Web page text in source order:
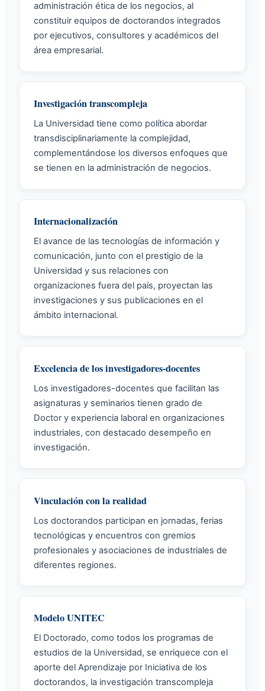
administración ética de los negocios, al
constituir equipos de doctorandos integrados
por ejecutivos, consultores y académicos del
área empresarial.
Investigación transcompleja
La Universidad tiene como política abordar
transdisciplinariamente la complejidad,
complementándose los diversos enfoques que
se tienen en la administración de negocios.
Internacionalización
El avance de las tecnologías de información y
comunicación, junto con el prestigio de la
Universidad y sus relaciones con
organizaciones fuera del país, proyectan las
investigaciones y sus publicaciones en el
ámbito internacional.
Excelencia de los investigadores-docentes
Los investigadores-docentes que facilitan las
asignaturas y seminarios tienen grado de
Doctor y experiencia laboral en organizaciones
industriales, con destacado desempeño en
investigación.
Vinculación con la realidad
Los doctorandos participan en jornadas, ferias
tecnológicas y encuentros con gremios
profesionales y asociaciones de industriales de
diferentes regiones.
Modelo UNITEC
El Doctorado, como todos los programas de
estudios de la Universidad, se enriquece con el
aporte del Aprendizaje por Iniciativa de los
doctorandos, la investigación transcompleja